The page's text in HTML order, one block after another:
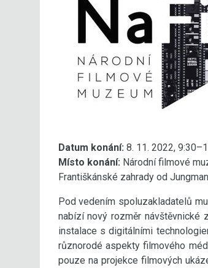
Datum konání: 8. 11. 2022,
Místo konání: Národní filmové
Františkánské zahrady od
Pod vedením spoluzakladatelů
nabízí nový rozměr návštěvnické
instalace s digitálními
různorodé aspekty filmového
pouze na projekce filmových